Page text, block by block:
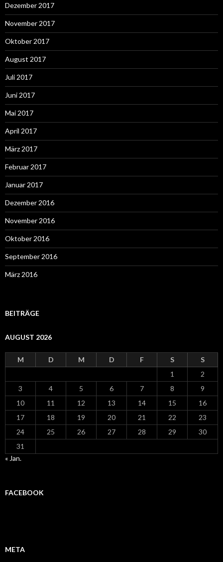
Dezember 2017
November 2017
Oktober 2017
August 2017
Juli 2017
Juni 2017
Mai 2017
April 2017
März 2017
Februar 2017
Januar 2017
Dezember 2016
November 2016
Oktober 2016
September 2016
März 2016
BEITRÄGE
AUGUST 2026
M D M D F S
S
1
2
3
4 5 6 7 8
9
10
11 12 13 14 15
16
17
18 19 20 21 22
23
24
25 26 27 28 29
30
31
« Jan.
FACEBOOK
META